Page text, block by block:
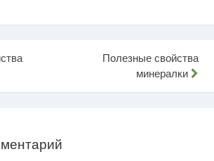
Полезные свойства
минералки